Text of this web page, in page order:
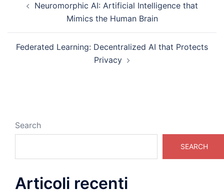
navigation
Neuromorphic AI: Artificial Intelligence that
Mimics the Human Brain
Federated Learning: Decentralized AI that Protects
Privacy
Search
SEARCH
Articoli recenti